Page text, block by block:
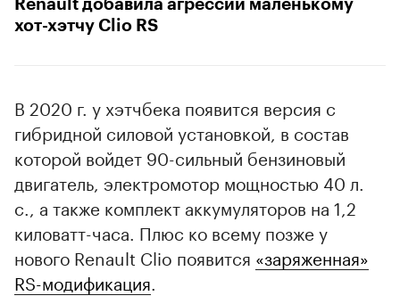
Renault добавила агрессии маленькому
хот-хэтчу Clio RS
В 2020 г. у хэтчбека появится версия с
гибридной силовой установкой, в состав
которой войдет 90-сильный бензиновый
двигатель, электромотор мощностью 40 л.
с., а также комплект аккумуляторов на 1,2
киловатт-часа. Плюс ко всему позже у
нового Renault Clio появится «заряженная»
RS-модификация